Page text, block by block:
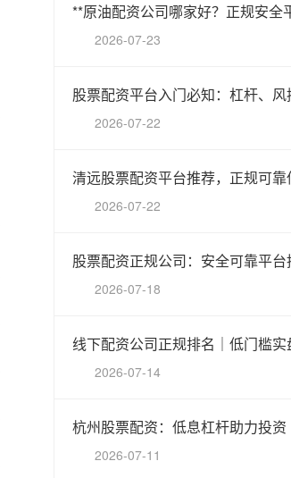
2026-07-23
2026-07-22
清远股票配资平台推荐，正规可靠
2026-07-22
股票配资正规公司：安全可靠平台
2026-07-18
线下配资公司正规排名｜低门槛实
2026-07-14
杭州股票配资：低息杠杆助力投资
2026-07-11